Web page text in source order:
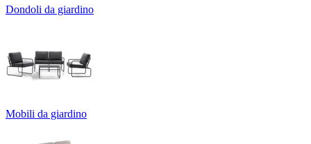
Dondoli da giardino
Mobili da giardino